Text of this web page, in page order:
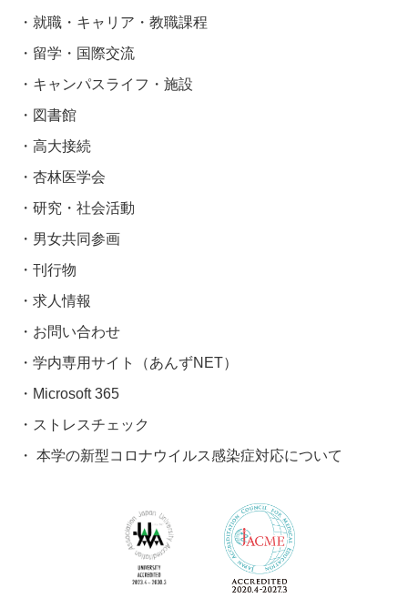
就職・キャリア・教職課程
留学・国際交流
キャンパスライフ・施設
図書館
高大接続
杏林医学会
研究・社会活動
男女共同参画
刊行物
求人情報
お問い合わせ
学内専用サイト（あんずNET）
Microsoft 365
ストレスチェック
本学の新型コロナウイルス感染症対応について